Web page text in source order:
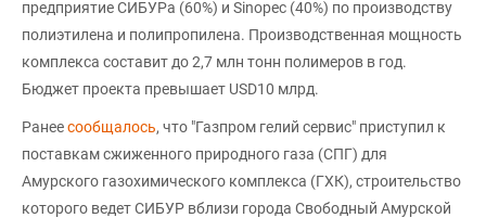
предприятие СИБУРа (60%) и Sinopec (40%) по производству
полиэтилена и полипропилена. Производственная мощность
комплекса составит до 2,7 млн тонн полимеров в год.
Бюджет проекта превышает USD10 млрд.
Ранеесообщалось, что "Газпром гелий сервис" приступил к
поставкам сжиженного природного газа (СПГ) для
Амурского газохимического комплекса (ГХК), строительство
которого ведет СИБУР вблизи города Свободный Амурской